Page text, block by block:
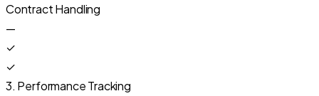
Contract Handling
—
✓
✓
3. Performance Tracking